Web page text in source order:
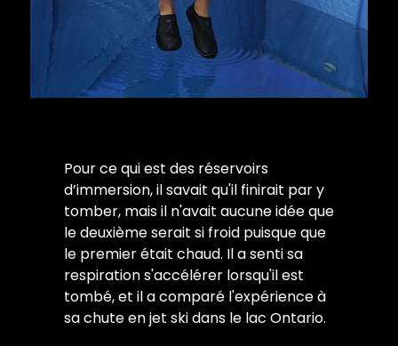
Pour ce qui est des réservoirs
d’immersion, il savait qu'il finirait par y
tomber, mais il n'avait aucune idée que
le deuxième serait si froid puisque que
le premier était chaud. Il a senti sa
respiration s'accélérer lorsqu'il est
tombé, et il a comparé l'expérience à
sa chute en jet ski dans le lac Ontario.